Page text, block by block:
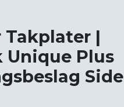
|
Unique Plus
Side